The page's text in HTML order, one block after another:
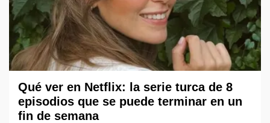
Qué ver en Netflix: la serie turca de 8
episodios que se puede terminar en un
fin de semana